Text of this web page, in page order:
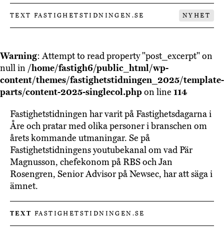
TEXT FASTIGHETSTIDNINGEN.SE NYHET
Warning: Attempt to read property "post_excerpt" on
null in /home/fastigh6/public_html/wp-
content/themes/fastighetstidningen_2025/template-
parts/content-2025-singlecol.phpon line 114
Fastighetstidningen har varit på Fastighetsdagarna i
Åre och pratar med olika personer i branschen om
årets kommande utmaningar. Se på
Fastighetstidningens youtubekanal om vad Pär
Magnusson, chefekonom på RBS och Jan
Rosengren, Senior Advisor på Newsec, har att säga i
ämnet.
TEXT FASTIGHETSTIDNINGEN.SE